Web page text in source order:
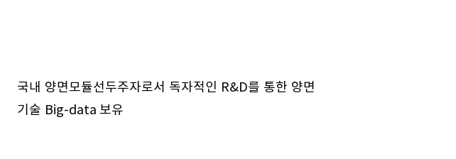
국내 양면모듈선두주자로서 독자적인 R&D를 통한 양면
기술 Big-data 보유